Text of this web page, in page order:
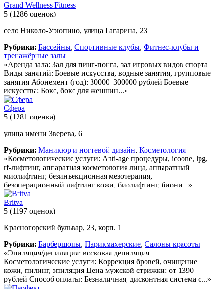
Grand Wellness Fitness
5 (1286 оценок)
село Николо-Урюпино, улица Гагарина, 23
Рубрики: Бассейны, Спортивные клубы, Фитнес-клубы и
тренажёрные залы
«Аренда зала: Зал для пинг-понга, зал игровых видов спорта
Виды занятий: Боевые искусства, водные занятия, групповые
занятия Абонемент (год): 30000–300000 рублей Боевые
искусства: Бокс, бокс для женщин...»
Сфера
5 (1281 оценка)
улица имени Зверева, 6
Рубрики: Маникюр и ногтевой дизайн, Косметология
«Косметологические услуги: Anti-age процедуры, icoone, lpg,
rf-лифтинг, аппаратная косметология лица, аппаратный
миолифтинг, безинъекционная мезотерапия,
безоперационный лифтинг кожи, биолифтинг, биони...»
Britva
5 (1197 оценок)
Красногорский бульвар, 23, корп. 1
Рубрики: Барбершопы, Парикмахерские, Салоны красоты
«Эпиляция/депиляция: восковая депиляция
Косметологические услуги: Коррекция бровей, очищение
кожи, пилинг, эпиляция Цена мужской стрижки: от 1390
рублей Способ оплаты: Безналичная, дисконтная система с...»